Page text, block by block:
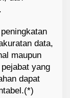
data,
maupun
yang
dapat